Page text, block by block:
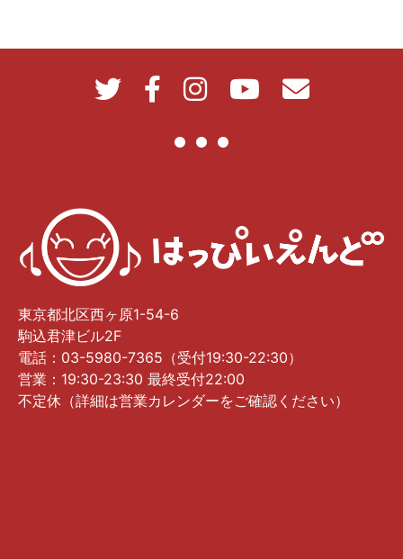
東京都北区西ヶ原1-54-6
駒込君津ビル2F
電話：03-5980-7365（受付19:30-22:30）
営業：19:30-23:30 最終受付22:00
不定休（詳細は営業カレンダーをご確認ください）